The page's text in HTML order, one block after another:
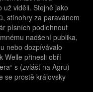
viděli. Stejně jako
stínohry za paravánem
písních podlehnout
nadšení publika,
nebo dozpívávalo
Welle přinesli obří
s (zvlášť na Agru)
se prostě královsky